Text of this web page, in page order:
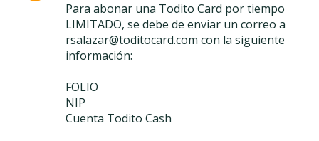
Para abonar una Todito Card por tiempo
LIMITADO, se debe de enviar un correo a
rsalazar@toditocard.com con la siguiente
información:
FOLIO
NIP
Cuenta Todito Cash